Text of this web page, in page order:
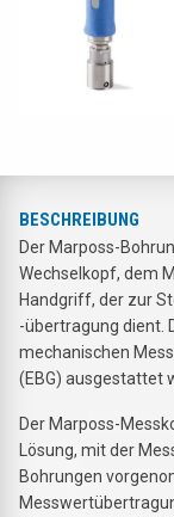
BESCHREIBUNG
Der Marposs-
Wechselkopf, dem
Handgriff, der zur
-übertragung dient.
mechanischen
(EBG) ausgestattet
Der Marposs-
Lösung, mit der
Bohrungen